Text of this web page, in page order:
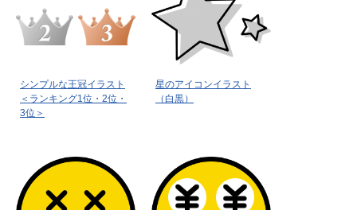
シンプルな王冠イラスト
＜ランキング1位・2位・
3位＞
星のアイコンイラスト
（白黒）